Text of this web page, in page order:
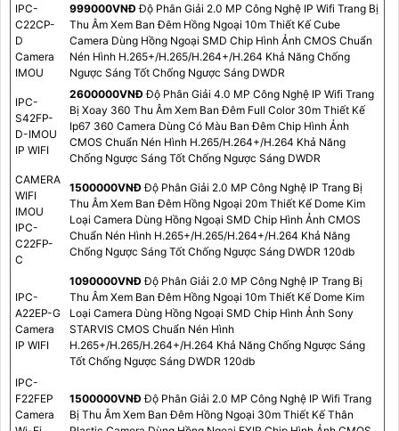
IPC-
C22CP-
D
Camera
IMOU
999000VNÐ Độ Phân Giải 2.0 MP Công Nghệ IP Wifi Trang Bị
Thu Âm Xem Ban Đêm Hồng Ngoại 10m Thiết Kế Cube
Camera Dùng Hồng Ngoại SMD Chip Hình Ảnh CMOS Chuẩn
Nén Hình H.265+/H.265/H.264+/H.264 Khả Năng Chống
Ngược Sáng Tốt Chống Ngược Sáng DWDR
IPC-
S42FP-
D-IMOU
IP WIFI
2600000VNÐ Độ Phân Giải 4.0 MP Công Nghệ IP Wifi Trang
Bị Xoay 360 Thu Âm Xem Ban Đêm Full Color 30m Thiết Kế
Ip67 360 Camera Dùng Có Màu Ban Đêm Chip Hình Ảnh
CMOS Chuẩn Nén Hình H.265/H.264+/H.264 Khả Năng
Chống Ngược Sáng Tốt Chống Ngược Sáng DWDR
CAMERA
WIFI
IMOU
IPC-
C22FP-
C
1500000VNÐ Độ Phân Giải 2.0 MP Công Nghệ IP Trang Bị
Thu Âm Xem Ban Đêm Hồng Ngoại 20m Thiết Kế Dome Kim
Loại Camera Dùng Hồng Ngoại SMD Chip Hình Ảnh CMOS
Chuẩn Nén Hình H.265+/H.265/H.264+/H.264 Khả Năng
Chống Ngược Sáng Tốt Chống Ngược Sáng DWDR 120db
IPC-
A22EP-G
Camera
IP WIFI
1090000VNÐ Độ Phân Giải 2.0 MP Công Nghệ IP Trang Bị
Thu Âm Xem Ban Đêm Hồng Ngoại 10m Thiết Kế Dome Kim
Loại Camera Dùng Hồng Ngoại SMD Chip Hình Ảnh Sony
STARVIS CMOS Chuẩn Nén Hình
H.265+/H.265/H.264+/H.264 Khả Năng Chống Ngược Sáng
Tốt Chống Ngược Sáng DWDR 120db
IPC-
F22FEP
Camera
1500000VNÐ Độ Phân Giải 2.0 MP Công Nghệ IP Wifi Trang
Bị Thu Âm Xem Ban Đêm Hồng Ngoại 30m Thiết Kế Thân